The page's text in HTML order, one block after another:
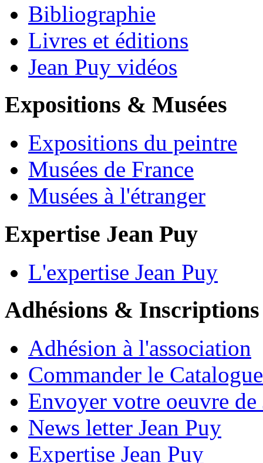
Bibliographie
Livres et éditions
Jean Puy vidéos
Expositions & Musées
Expositions du peintre
Musées de France
Musées à l'étranger
Expertise Jean Puy
L'expertise Jean Puy
Adhésions & Inscriptions
Adhésion à l'association
Commander le
Envoyer votre oeuvre de
News letter Jean Puy
Expertise Jean Puy